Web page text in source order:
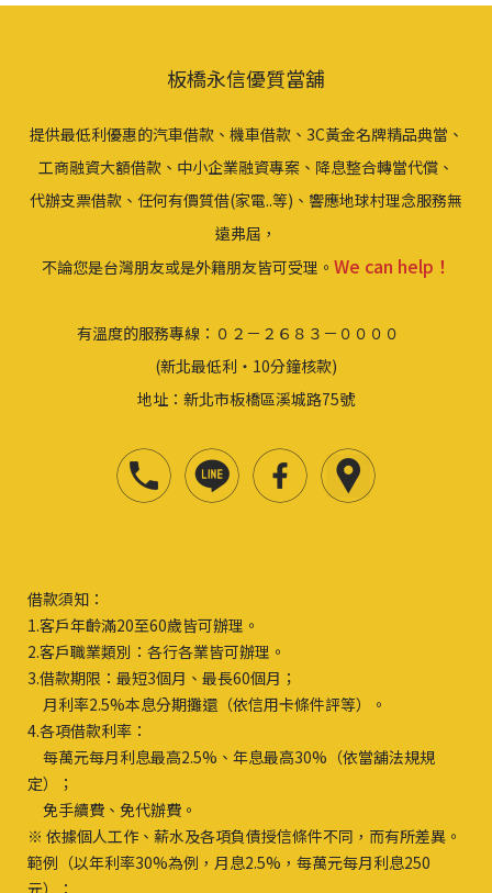
板橋永信優質當舖
提供最低利優惠的汽車借款、機車借款、3C黃金名牌精品典當、
工商融資大額借款、中小企業融資專案、降息整合轉當代償、
代辦支票借款、任何有價質借(家電..等)、響應地球村理念服務無
遠弗屆，
不論您是台灣朋友或是外籍朋友皆可受理。 We can help！
有溫度的服務專線：０２－２６８３－００００
(新北最低利‧10分鐘核款)
地址：新北市板橋區溪城路75號
借款須知：
1.客戶年齡滿20至60歲皆可辦理。
2.客戶職業類別：各行各業皆可辦理。
3.借款期限：最短3個月、最長60個月；
月利率2.5%本息分期攤還（依信用卡條件評等）。
4.各項借款利率：
每萬元每月利息最高2.5%、年息最高30%（依當舖法規規
定）；
免手續費、免代辦費。
※ 依據個人工作、薪水及各項負債授信條件不同，而有所差異。
範例（以年利率30%為例，月息2.5%，每萬元每月利息250
元）：